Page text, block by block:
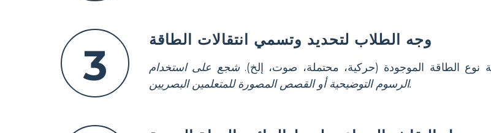
3
وجه الطلاب لتحديد وتسمي انتقالات الطاقة
نوع الطاقة الموجودة (حركية، محتملة، صوت، إلخ).شجع على استخدام
الرسوم التوضيحية أو القصص المصورة للمتعلمين البصريين.